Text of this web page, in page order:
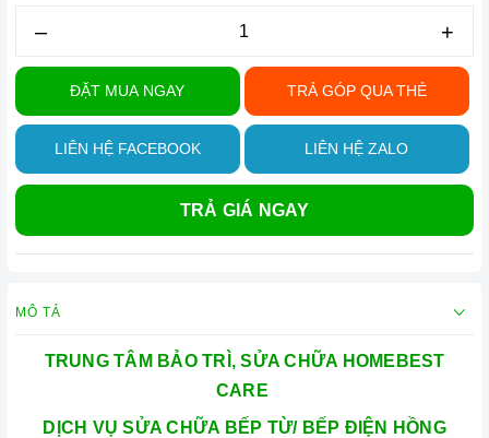
– +
ĐẶT MUA NGAY TRẢ GÓP QUA THẺ
LIÊN HỆ FACEBOOK LIÊN HỆ ZALO
TRẢ GIÁ NGAY
MÔ TẢ
TRUNG TÂM BẢO TRÌ, SỬA CHỮA HOMEBEST
CARE
DỊCH VỤ SỬA CHỮA BẾP TỪ/ BẾP ĐIỆN HỒNG